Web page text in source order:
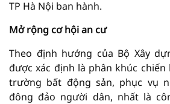
TP Hà Nội ban hành.
Mở rộng cơ hội an cư
Theo định hướng của Bộ Xây
được xác định là phân khúc
trường bất động sản, phục vụ
đông đảo người dân, nhất là